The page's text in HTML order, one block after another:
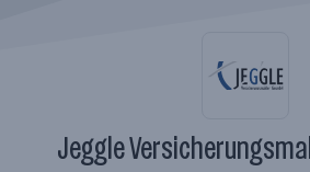
Jeggle